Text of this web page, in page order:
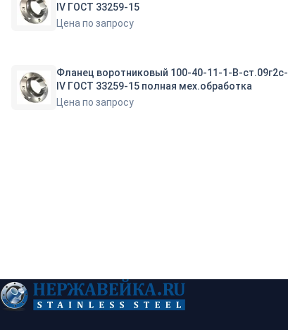
IV ГОСТ 33259-15
Цена по запросу
Фланец воротниковый 100-40-11-1-B-ст.09г2с-
IV ГОСТ 33259-15 полная мех.обработка
Цена по запросу